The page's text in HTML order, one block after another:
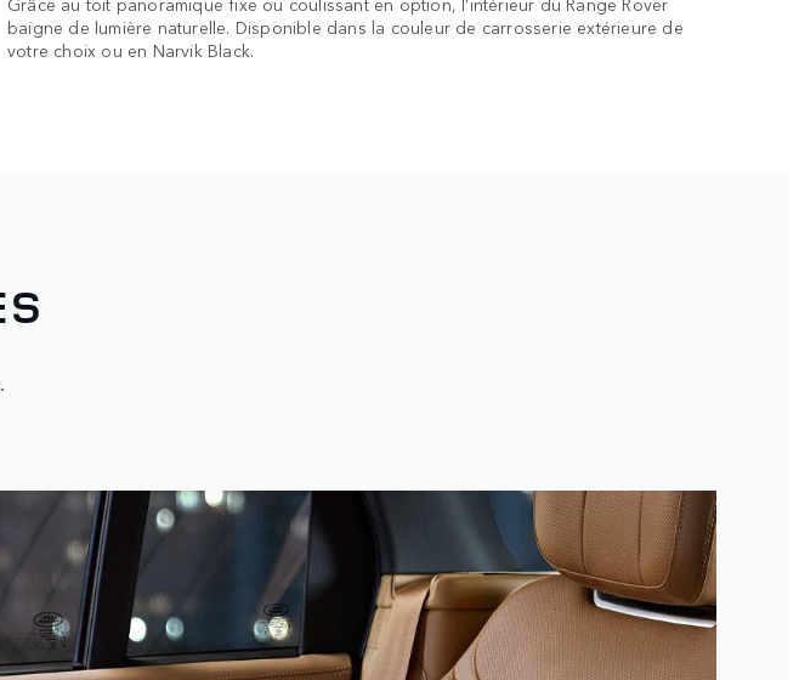
baigne de lumière naturelle. Disponible dans la couleur de carrosserie extérieure de
votre choix ou en Narvik Black.